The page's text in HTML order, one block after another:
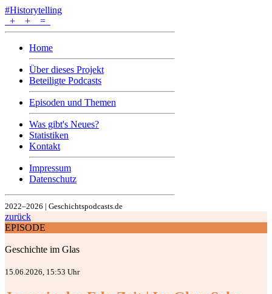
#Historytelling
+
+ =
Home
Über dieses Projekt
Beteiligte Podcasts
Episoden und Themen
Was gibt's Neues?
Statistiken
Kontakt
Impressum
Datenschutz
2022–2026 | Geschichtspodcasts.de
zurück
EPISODE
Geschichte im Glas
15.06.2026, 15:53 Uhr